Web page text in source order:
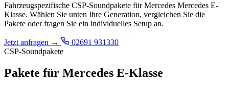
Fahrzeugspezifische CSP-Soundpakete für Mercedes Mercedes E-
Klasse. Wählen Sie unten Ihre Generation, vergleichen Sie die
Pakete oder fragen Sie ein individuelles Setup an.
Jetzt anfragen →
02691 931330
CSP-Soundpakete
Pakete für Mercedes E-Klasse